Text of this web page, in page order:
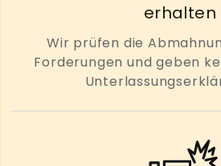
erhalten
Wir prüfen die
Forderungen und geben